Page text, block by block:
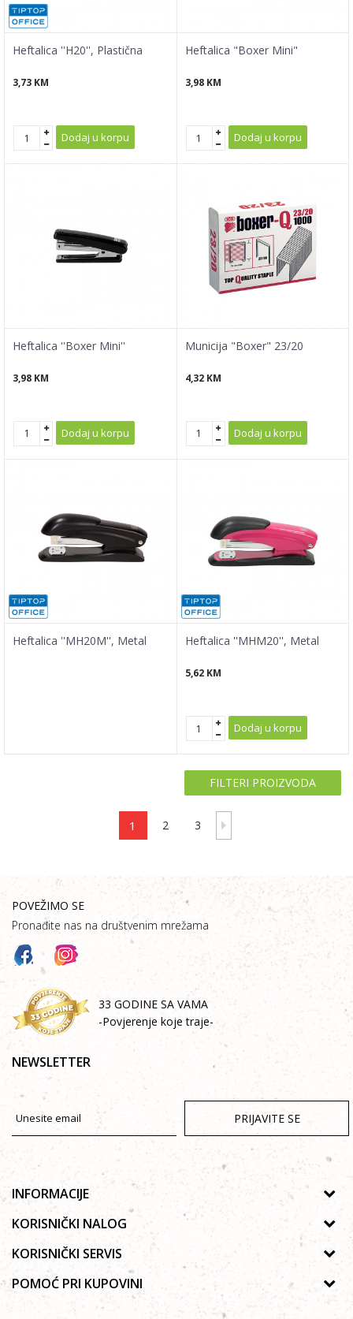
Heftalica ''H20'', Plastična
3,73 KM
Dodaj u korpu
Heftalica "Boxer Mini"
3,98 KM
Dodaj u korpu
Heftalica ''Boxer Mini''
3,98 KM
Dodaj u korpu
Municija "Boxer" 23/20
4,32 KM
Dodaj u korpu
Heftalica ''MH20M'', Metal Heftalica ''MHM20'', Metal
5,62 KM
Dodaj u korpu
FILTERI PROIZVODA
1 2 3
POVEŽIMO SE
Pronađite nas na društvenim mrežama
33 GODINE SA VAMA
-Povjerenje koje traje-
NEWSLETTER
PRIJAVITE SE
INFORMACIJE
O nama
Galerija
Saradnja
KORISNIČKI NALOG
Uputstvo za registraciju
Zaboravljena lozinka
Poručivanje
KORISNIČKI SERVIS
Politika privatnosti
Autorska prava
POMOĆ PRI KUPOVINI
Kako kupiti online?